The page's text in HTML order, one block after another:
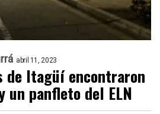
abril 11, 2023
de Itagüí encontraron
un panfleto del ELN